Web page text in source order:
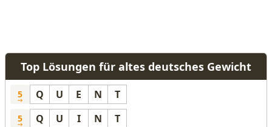
Top Lösungen für altes deutsches Gewicht
5 Q U E N T
5 Q U I N T